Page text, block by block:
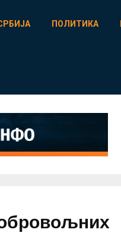
ПОЛИТИКА